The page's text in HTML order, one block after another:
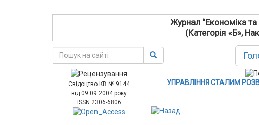
Журнал “Економіка
(Категорія «Б»,
Свідоцтво КВ № 9144
від 09.09.2004 року
ISSN 2306-6806
УПРАВЛІННЯ СТАЛИМ